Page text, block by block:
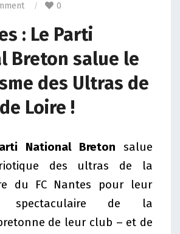
0
: Le Parti
Breton salue le
des Ultras de
Loire !
National Breton salue
des ultras de la
du FC Nantes pour leur
spectaculaire de la
de leur club – et de